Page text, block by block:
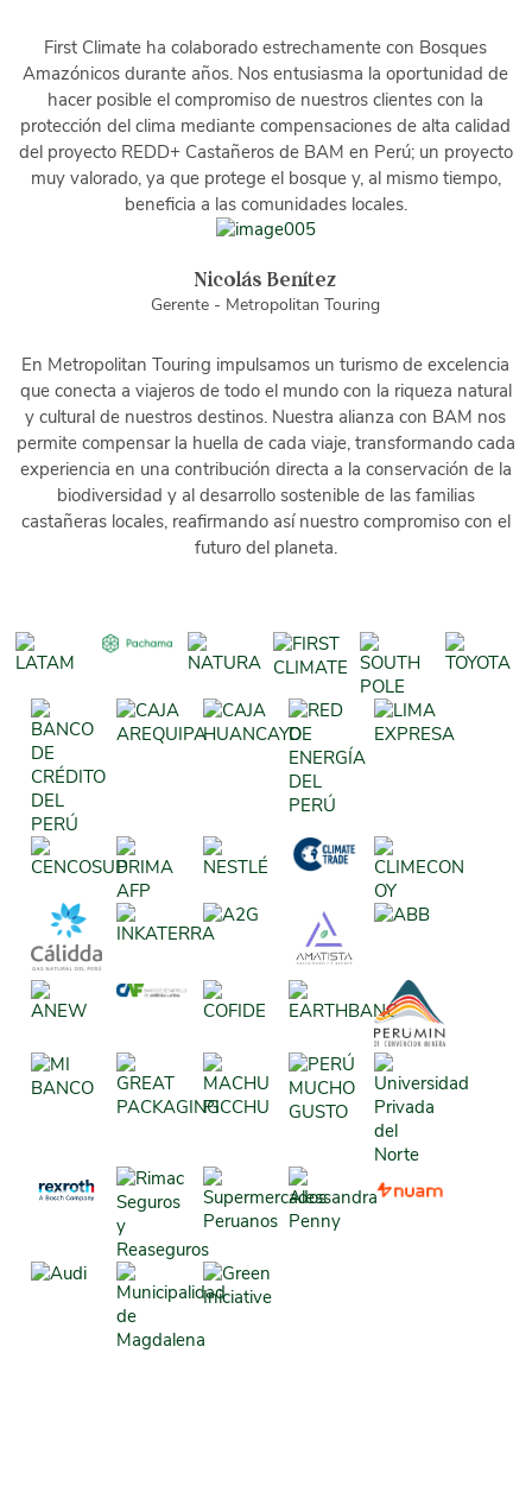
First Climate ha colaborado estrechamente con Bosques
Amazónicos durante años. Nos entusiasma la oportunidad de
hacer posible el compromiso de nuestros clientes con la
protección del clima mediante compensaciones de alta calidad
del proyecto REDD+ Castañeros de BAM en Perú; un proyecto
muy valorado, ya que protege el bosque y, al mismo tiempo,
beneficia a las comunidades locales.
Nicolás Benítez
Gerente - Metropolitan Touring
En Metropolitan Touring impulsamos un turismo de excelencia
que conecta a viajeros de todo el mundo con la riqueza natural
y cultural de nuestros destinos. Nuestra alianza con BAM nos
permite compensar la huella de cada viaje, transformando cada
experiencia en una contribución directa a la conservación de la
biodiversidad y al desarrollo sostenible de las familias
castañeras locales, reafirmando así nuestro compromiso con el
futuro del planeta.